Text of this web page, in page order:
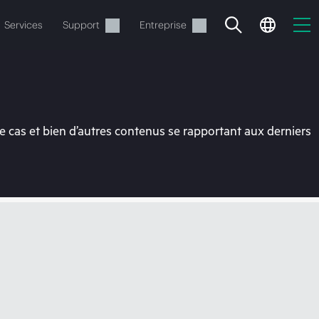
Services Support Entreprise
et bien d’autres contenus se rapportant aux derniers